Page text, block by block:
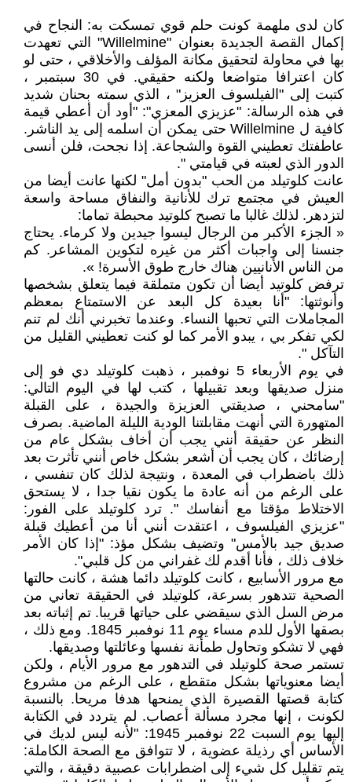
كان لدى ملهمة كونت حلم قوي تمسكت به: النجاح في
إكمال القصة الجديدة بعنوان "Willelmine" التي تعهدت
بها في محاولة لتحقيق مكانة المؤلف والأخلاقي ، حتى لو
كان اعترافا متواضعا ولكنه حقيقي. في 30 سبتمبر ،
كتبت إلى "الفيلسوف العزيز" ، الذي سمته بحنان شديد
في هذه الرسالة: "عزيزي المعزي": "أود أن أعطي قيمة
كافية ل Willelmine حتى يمكن أن اسلمه إلى يد الناشر.
عاطفتك تعطيني القوة والشجاعة. إذا نجحت، فلن أنسى
الدور الذي لعبته في قيامتي ".
عانت كلوتيلد من الحب "بدون أمل" لكنها عانت أيضا من
العيش في مجتمع ترك للأنانية والنفاق مساحة واسعة
لتزدهر. لذلك غالبا ما تصبح كلوتيد محبطة تماما:
« الجزء الأكبر من الرجال ليسوا جيدين ولا كرماء. يحتاج
جنسنا إلى واجبات أكثر من غيره لتكوين المشاعر. كم
من الناس الأنانيين هناك خارج طوق الأسرة! ».
ترفض كلوتيد أيضا أن تكون متملقة فيما يتعلق بشخصها
وأنوثتها: "أنا بعيدة كل البعد عن الاستمتاع بمعظم
المجاملات التي تحبها النساء. وعندما تخبرني أنك لم تنم
لكي تفكر بي ، يبدو الأمر كما لو كنت تعطيني القليل من
التآكل ".
في يوم الأربعاء 5 نوفمبر ، ذهبت كلوتيلد دي فو إلى
منزل صديقها وبعد تقبيلها ، كتب لها في اليوم التالي:
"سامحني ، صديقتي العزيزة والجيدة ، على القبلة
المتهورة التي أنهت مقابلتنا الودية الليلة الماضية. بصرف
النظر عن حقيقة أنني يجب أن أخاف بشكل عام من
إرضائك ، كان يجب أن أشعر بشكل خاص أنني تأثرت بعد
ذلك باضطراب في المعدة ، ونتيجة لذلك كان تنفسي ،
على الرغم من أنه عادة ما يكون نقيا جدا ، لا يستحق
الاختلاط مؤقتا مع أنفاسك ". ترد كلوتيلد على الفور:
"عزيزي الفيلسوف ، اعتقدت أنني أنا من أعطيك قبلة
صديق جيد بالأمس" وتضيف بشكل مؤذ: "إذا كان الأمر
خلاف ذلك ، فأنا أقدم لك غفراني من كل قلبي".
مع مرور الأسابيع ، كانت كلوتيلد دائما هشة ، كانت حالتها
الصحية تتدهور بسرعة، كلوتيلد في الحقيقة تعاني من
مرض السل الذي سيقضي على حياتها قريبا. تم إثباته بعد
بصقها الأول للدم مساء يوم 11 نوفمبر 1845. ومع ذلك ،
فهي لا تشكو وتحاول طمأنة نفسها وعائلتها وصديقها.
تستمر صحة كلوتيلد في التدهور مع مرور الأيام ، ولكن
أيضا معنوياتها بشكل متقطع ، على الرغم من مشروع
كتابة قصتها القصيرة الذي يمنحها هدفا مريحا. بالنسبة
لكونت ، إنها مجرد مسألة أعصاب. لم يتردد في الكتابة
إليها يوم السبت 22 نوفمبر 1945: "لأنه ليس لديك في
الأساس أي رذيلة عضوية ، لا تتوافق مع الصحة الكاملة:
يتم تقليل كل شيء إلى اضطرابات عصبية دقيقة ، والتي